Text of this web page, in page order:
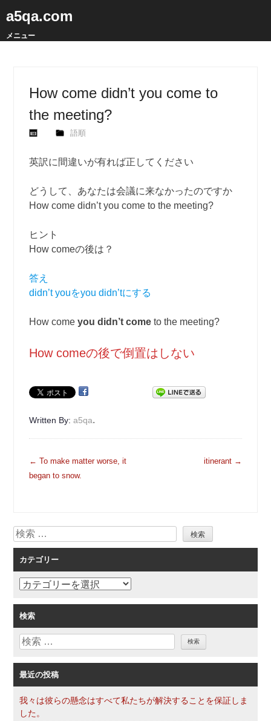
a5qa.com
メニュー
How come didn’t you come to
the meeting?
語順
英訳に間違いが有れば正してください
どうして、あなたは会議に来なかったのですか
How come didn’t you come to the meeting?
ヒント
How comeの後は？
答え
didn’t youをyou didn’tにする
How comeyou didn’t come to the meeting?
How comeの後で倒置はしない
Written By:a5qa.
投
稿
ー
シ
ョ
ン
← To make matter worse, it
began to snow.
itinerant →
検
索
カテゴリー
カ
ゴ
リ
ー
検索
検
最近の投稿
我々は彼らの懸念はすべて私たちが解決することを保証しま
した。